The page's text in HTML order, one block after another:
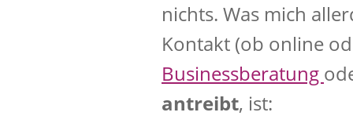
nichts. Was mich
Kontakt (ob online
Businessberatung
antreibt, ist: